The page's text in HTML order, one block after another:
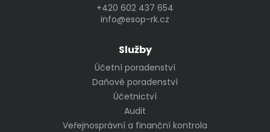
+420 602 437 654
info@esop-rk.cz
Služby
Účetní poradenství
Daňové poradenství
Účetnictví
Audit
Veřejnosprávní a finanční kontrola